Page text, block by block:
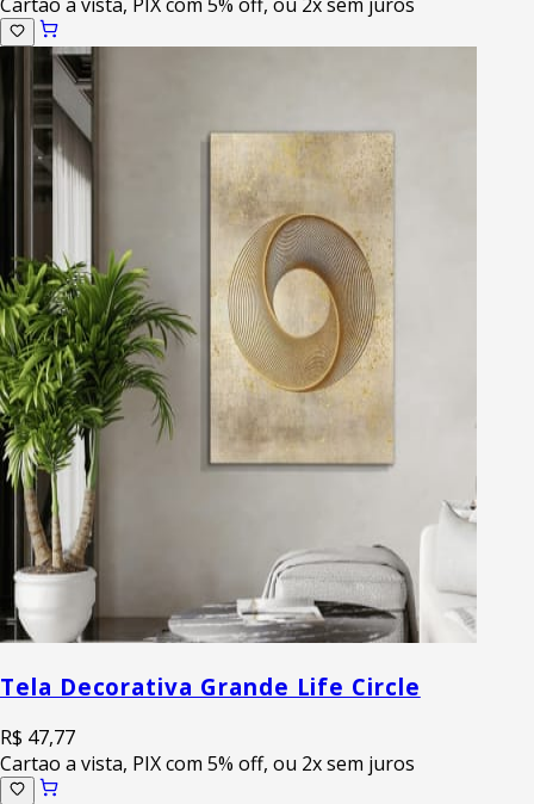
Tela Decorativa Grande Life Circle
R$ 47,77
Cartao a vista, PIX com 5% off, ou 2x sem juros